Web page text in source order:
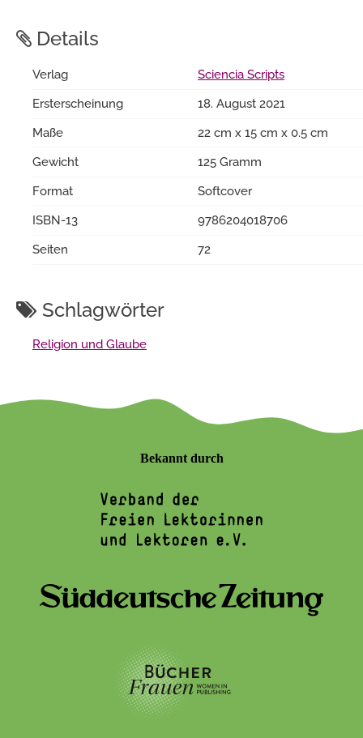
Details
Verlag
Sciencia Scripts
Ersterscheinung
18. August 2021
Maße
22 cm x 15 cm x 0.5 cm
Gewicht
125 Gramm
Format
Softcover
ISBN-13
9786204018706
Seiten
72
Schlagwörter
Religion und Glaube
Bekannt durch